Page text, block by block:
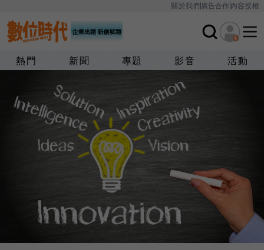
關於我們廣告合作內容授權
熱門 新聞 專題 影音 活動